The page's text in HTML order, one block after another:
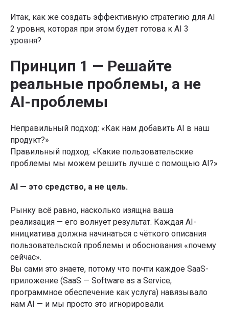
Итак, как же создать эффективную стратегию для AI
2 уровня, которая при этом будет готова к AI 3
уровня?
Принцип 1 — Решайте
реальные проблемы, а не
AI-проблемы
Неправильный подход: «Как нам добавить AI в наш
продукт?»
Правильный подход: «Какие пользовательские
проблемы мы можем решить лучше с помощью AI?»
AI — это средство, а не цель.
Рынку всё равно, насколько изящна ваша
реализация — его волнует результат. Каждая AI-
инициатива должна начинаться с чёткого описания
пользовательской проблемы и обоснования «почему
сейчас».
Вы сами это знаете, потому что почти каждое SaaS-
приложение (SaaS — Software as a Service,
программное обеспечение как услуга) навязывало
нам AI — и мы просто это игнорировали.